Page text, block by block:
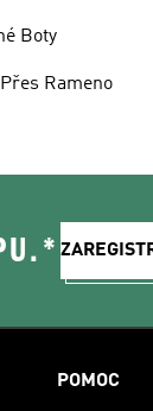
Boty
Rameno
POMOC